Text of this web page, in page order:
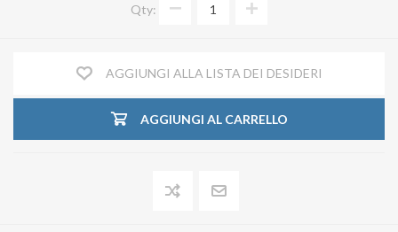
Qty:
AGGIUNGI ALLA LISTA DEI DESIDERI
AGGIUNGI AL CARRELLO